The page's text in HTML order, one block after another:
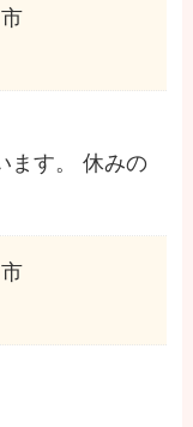
ます。 休みの